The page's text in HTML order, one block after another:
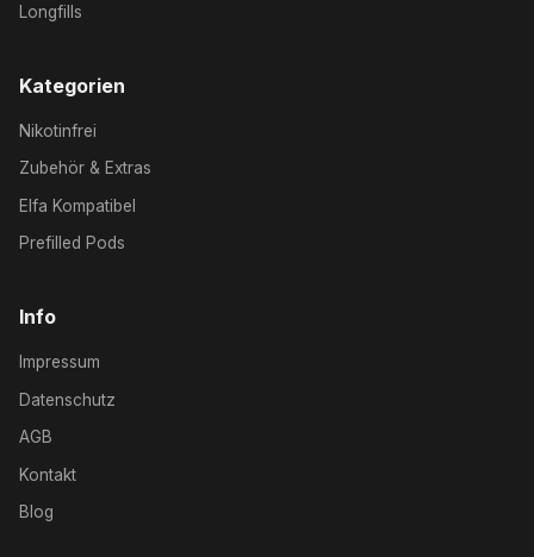
Longfills
Kategorien
Nikotinfrei
Zubehör & Extras
Elfa Kompatibel
Prefilled Pods
Info
Impressum
Datenschutz
AGB
Kontakt
Blog